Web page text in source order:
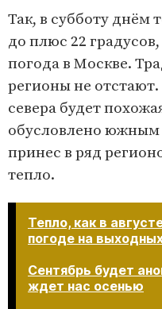
Так, в субботу днём
до плюс 22
погода в Москве.
регионы не
севера будет
обусловлено
принес в ряд
тепло.
Тепло, как в
погоде на
Сентябрь будет
ждет нас осенью